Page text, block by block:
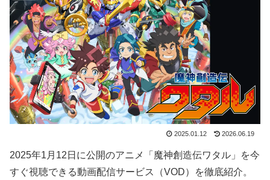
2025.01.12 2026.06.19
2025年1月12日に公開のアニメ「魔神創造伝ワタル」を今
すぐ視聴できる動画配信サービス（VOD）を徹底紹介。